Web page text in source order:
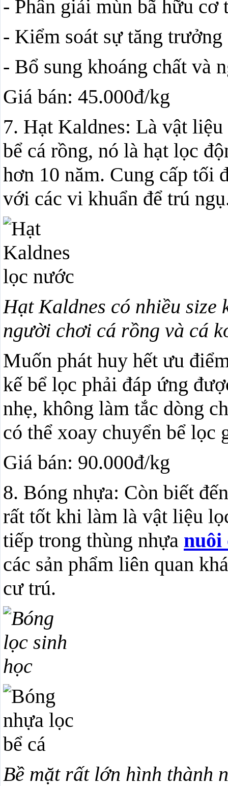
- Phân giải mùn bã hữu cơ
- Kiểm soát sự tăng
- Bổ sung khoáng chất và
Giá bán: 45.000đ/kg
7. Hạt Kaldnes: Là vật
bể cá rồng, nó là hạt lọc
hơn 10 năm. Cung cấp tối
với các vi khuẩn để trú
Hạt Kaldnes có nhiều size
người chơi cá rồng và cá
Muốn phát huy hết ưu
kế bể lọc phải đáp ứng
nhẹ, không làm tắc dòng
có thể xoay chuyển bể lọc
Giá bán: 90.000đ/kg
8. Bóng nhựa: Còn biết
rất tốt khi làm là vật liệu
tiếp trong thùng nhựa nuôi
các sản phẩm liên quan
cư trú.
Bề mặt rất lớn hình thành